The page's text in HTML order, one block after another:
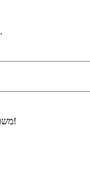
לתשומת ליבכם – לא יינתן מענה לפניות בנושאים אחרים.
משוב בנושא נגישות נשלח בהצלחה, תודה על שיתוף הפעולה!